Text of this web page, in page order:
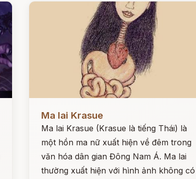
Ma lai Krasue
Ma lai Krasue (Krasue là tiếng Thái) là
một hồn ma nữ xuất hiện về đêm trong
văn hóa dân gian Đông Nam Á. Ma lai
thường xuất hiện với hình ảnh không có